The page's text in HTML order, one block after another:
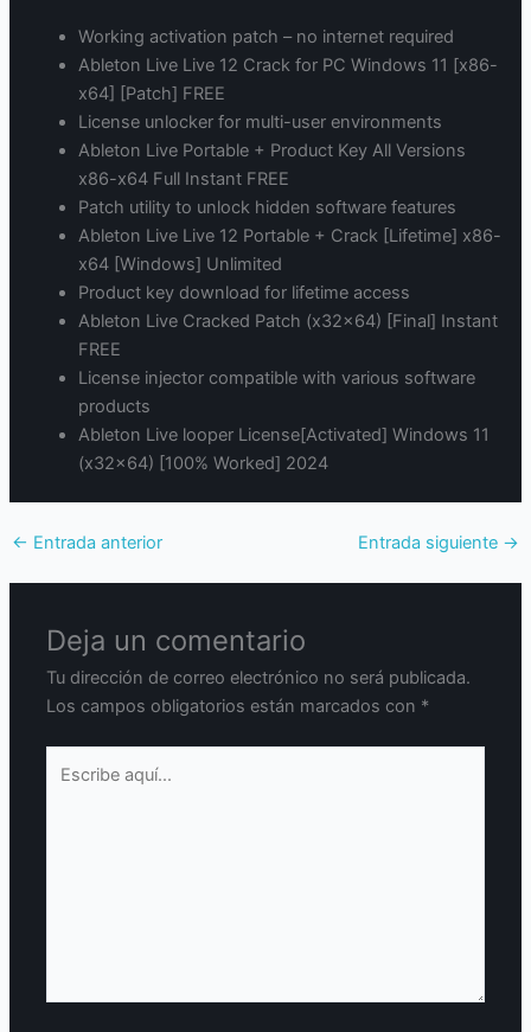
Working activation patch – no internet required
Ableton Live Live 12 Crack for PC Windows 11 [x86-
x64] [Patch] FREE
License unlocker for multi-user environments
Ableton Live Portable + Product Key All Versions
x86-x64 Full Instant FREE
Patch utility to unlock hidden software features
Ableton Live Live 12 Portable + Crack [Lifetime] x86-
x64 [Windows] Unlimited
Product key download for lifetime access
Ableton Live Cracked Patch (x32x64) [Final] Instant
FREE
License injector compatible with various software
products
Ableton Live looper License[Activated] Windows 11
(x32x64) [100% Worked] 2024
← Entrada anterior Entrada siguiente →
Deja un comentario
Tu dirección de correo electrónico no será publicada.
Los campos obligatorios están marcados con *
aquí...